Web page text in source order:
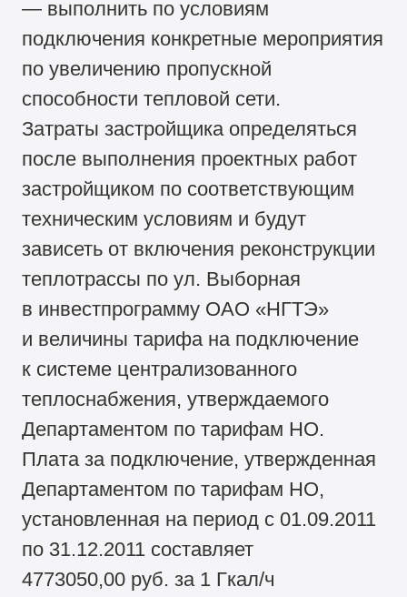
— выполнить по условиям
подключения конкретные мероприятия
по увеличению пропускной
способности тепловой сети.
Затраты застройщика определяться
после выполнения проектных работ
застройщиком по соответствующим
техническим условиям и будут
зависеть от включения реконструкции
теплотрассы по ул. Выборная
в инвестпрограмму ОАО «НГТЭ»
и величины тарифа на подключение
к системе централизованного
теплоснабжения, утверждаемого
Департаментом по тарифам НО.
Плата за подключение, утвержденная
Департаментом по тарифам НО,
установленная на период с 01.09.2011
по 31.12.2011 составляет
4773050,00 руб. за 1 Гкал/ч